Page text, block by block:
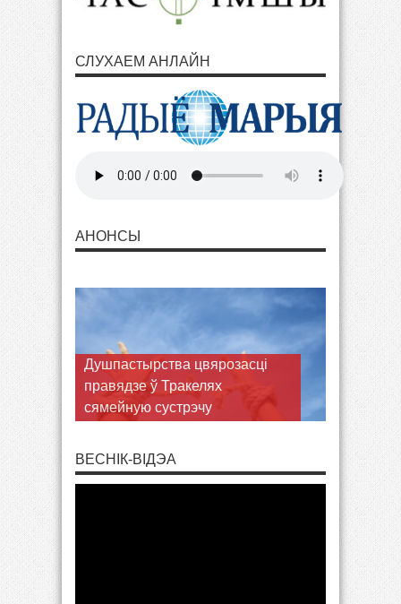
СЛУХАЕМ АНЛАЙН
АНОНСЫ
Душпастырства цвярозасці
правядзе ў Тракелях
сямейную сустрэчу
ВЕСНІК-ВІДЭА